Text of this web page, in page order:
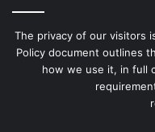
The privacy of our visitors
Policy document outlines
how we use it, in full